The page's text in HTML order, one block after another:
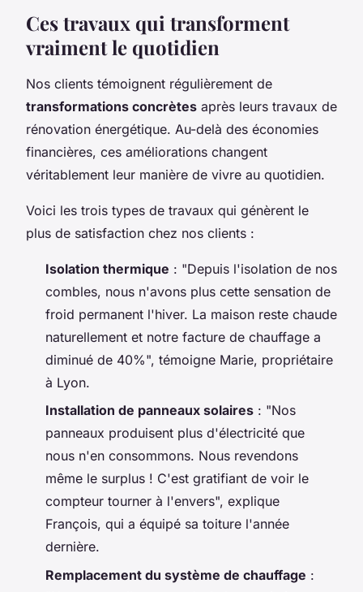
Ces travaux qui transforment
vraiment le quotidien
Nos clients témoignent régulièrement de
transformations concrètes après leurs travaux de
rénovation énergétique. Au-delà des économies
financières, ces améliorations changent
véritablement leur manière de vivre au quotidien.
Voici les trois types de travaux qui génèrent le
plus de satisfaction chez nos clients :
Isolation thermique : "Depuis l'isolation de nos
combles, nous n'avons plus cette sensation de
froid permanent l'hiver. La maison reste chaude
naturellement et notre facture de chauffage a
diminué de 40%", témoigne Marie, propriétaire
à Lyon.
Installation de panneaux solaires : "Nos
panneaux produisent plus d'électricité que
nous n'en consommons. Nous revendons
même le surplus ! C'est gratifiant de voir le
compteur tourner à l'envers", explique
François, qui a équipé sa toiture l'année
dernière.
Remplacement du système de chauffage :